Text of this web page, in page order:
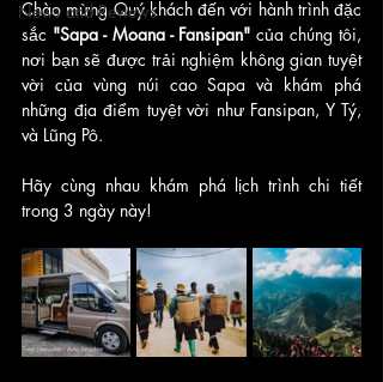
News and Reviews
Chào mừng Quý khách đến với hành trình đặc
sắc "Sapa - Moana - Fansipan" của chúng tôi,
nơi bạn sẽ được trải nghiệm không gian tuyệt
vời của vùng núi cao Sapa và khám phá
những địa điểm tuyệt vời như Fansipan, Y Tý,
và Lũng Pô.
Hãy cùng nhau khám phá lịch trình chi tiết
trong 3 ngày này!